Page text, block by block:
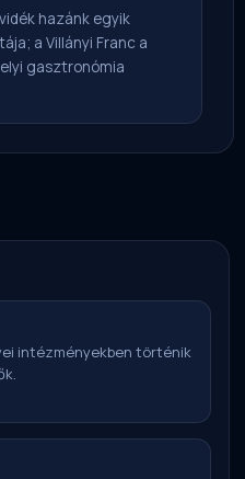
hazánk egyik
a Villányi Franc a
gasztronómia
intézményekben történik